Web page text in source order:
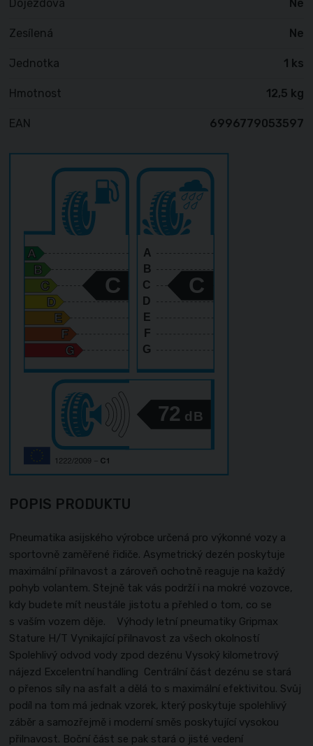
Dojezdová Ne
Zesílená Ne
Jednotka 1 ks
Hmotnost 12,5 kg
EAN 6996779053597
A
B
C
D
E
F
G
72 dB
C C
POPIS PRODUKTU
Pneumatika asijského výrobce určená pro výkonné vozy a
sportovně zaměřené řidiče. Asymetrický dezén poskytuje
maximální přilnavost a zároveň ochotně reaguje na každý
pohyb volantem. Stejně tak vás podrží i na mokré vozovce,
kdy budete mít neustále jistotu a přehled o tom, co se
s vaším vozem děje. Výhody letní pneumatiky Gripmax
Stature H/T Vynikající přilnavost za všech okolností
Spolehlivý odvod vody zpod dezénu Vysoký kilometrový
nájezd Excelentní handling Centrální část dezénu se stará
o přenos síly na asfalt a dělá to s maximální efektivitou. Svůj
podíl na tom má jednak vzorek, který poskytuje spolehlivý
záběr a samozřejmě i moderní směs poskytující vysokou
přilnavost. Boční část se pak stará o jisté vedení